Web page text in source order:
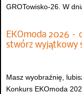
GROTowisko-26. W
EKOmoda 2026 –
stwórz wyjątkowy
Masz wyobraźnię,
Konkurs EKOmoda